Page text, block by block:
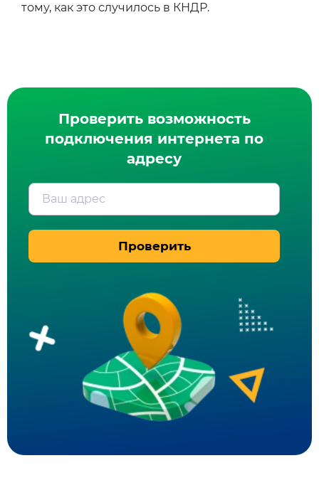
тому, как это случилось в КНДР.
Проверить возможность
подключения интернета по
адресу
Ваш адрес
Проверить